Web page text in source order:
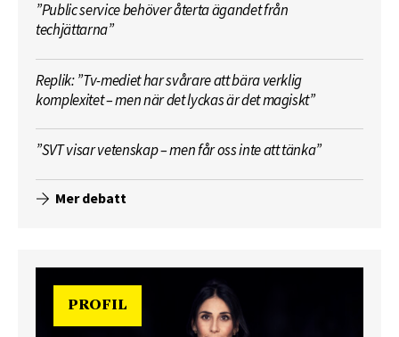
”Public service behöver återta ägandet från
techjättarna”
Replik: ”Tv-mediet har svårare att bära verklig
komplexitet – men när det lyckas är det magiskt”
”SVT visar vetenskap – men får oss inte att tänka”
Mer debatt
PROFIL